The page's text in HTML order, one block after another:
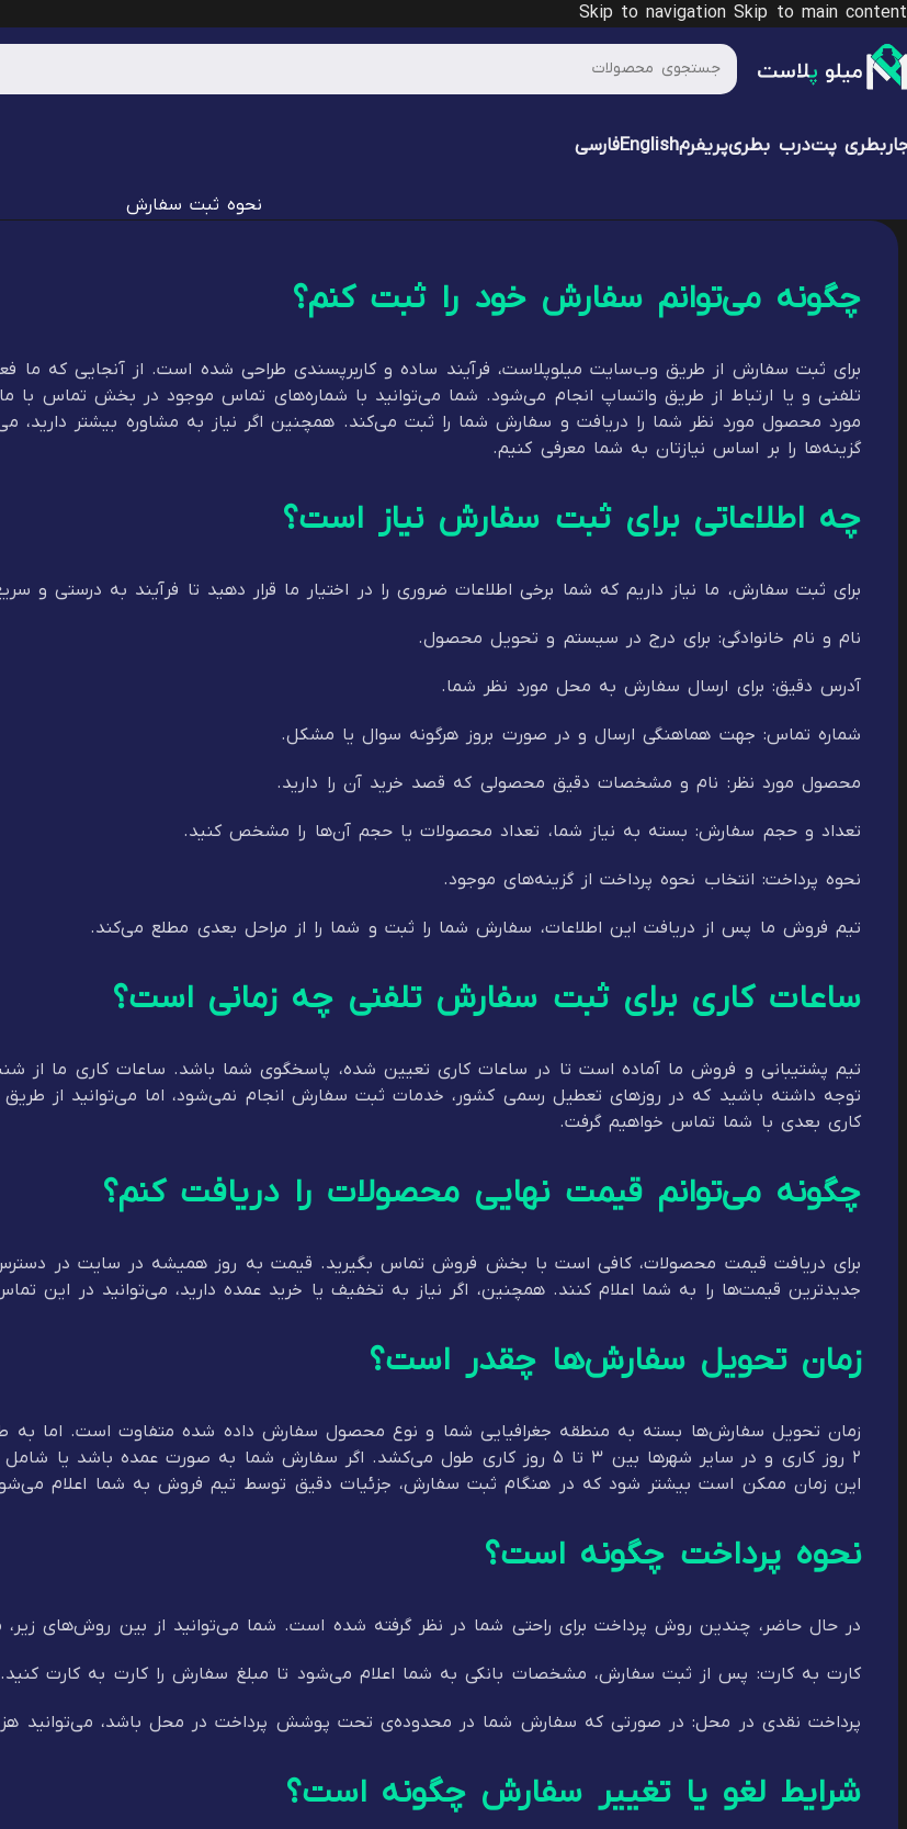
Skip to navigationSkip to main content
بطری پتدرب بطریپریفرمEnglishفارسی
نحوه ثبت سفارش
چگونه می‌توانم سفارش خود را ثبت کنم؟
برای ثبت سفارش از طریق وب‌سایت میلوپلاست، فرآیند ساده و کاربرپسندی طراحی شده است. از آنجایی که ما
تلفنی و یا ارتباط از طریق واتساپ انجام می‌شود. شما می‌توانید با شماره‌های تماس موجود در بخش تماس با ما
مورد محصول مورد نظر شما را دریافت و سفارش شما را ثبت می‌کند. همچنین اگر نیاز به مشاوره بیشتر دارید،
گزینه‌ها را بر اساس نیازتان به شما معرفی کنیم.
چه اطلاعاتی برای ثبت سفارش نیاز است؟
برای ثبت سفارش، ما نیاز داریم که شما برخی اطلاعات ضروری را در اختیار ما قرار دهید تا فرآیند به درستی و
نام و نام خانوادگی: برای درج در سیستم و تحویل محصول.
آدرس دقیق: برای ارسال سفارش به محل مورد نظر شما.
شماره تماس: جهت هماهنگی ارسال و در صورت بروز هرگونه سوال یا مشکل.
محصول مورد نظر: نام و مشخصات دقیق محصولی که قصد خرید آن را دارید.
تعداد و حجم سفارش: بسته به نیاز شما، تعداد محصولات یا حجم آن‌ها را مشخص کنید.
نحوه پرداخت: انتخاب نحوه پرداخت از گزینه‌های موجود.
تیم فروش ما پس از دریافت این اطلاعات، سفارش شما را ثبت و شما را از مراحل بعدی مطلع می‌کند.
ساعات کاری برای ثبت سفارش تلفنی چه زمانی است؟
توجه داشته باشید که در روزهای تعطیل رسمی کشور، خدمات ثبت سفارش انجام نمی‌شود، اما می‌توانید از طریق
کاری بعدی با شما تماس خواهیم گرفت.
چگونه می‌توانم قیمت نهایی محصولات را دریافت کنم؟
برای دریافت قیمت محصولات، کافی است با بخش فروش تماس بگیرید. قیمت به روز همیشه در سایت در
جدیدترین قیمت‌ها را به شما اعلام کنند. همچنین، اگر نیاز به تخفیف یا خرید عمده دارید، می‌توانید در این
زمان تحویل سفارش‌ها چقدر است؟
۲ روز کاری و در سایر شهرها بین ۳ تا ۵ روز کاری طول می‌کشد. اگر سفارش شما به صورت
این زمان ممکن است بیشتر شود که در هنگام ثبت سفارش، جزئیات دقیق توسط تیم فروش به شما اعلام
نحوه پرداخت چگونه است؟
در حال حاضر، چندین روش پرداخت برای راحتی شما در نظر گرفته شده است. شما می‌توانید از بین روش‌های زیر،
کارت به کارت: پس از ثبت سفارش، مشخصات بانکی به شما اعلام می‌شود تا مبلغ سفارش را کارت به کارت کنید.
پرداخت نقدی در محل: در صورتی که سفارش شما در محدوده‌ی تحت پوشش پرداخت در محل باشد، می‌توانید
شرایط لغو یا تغییر سفارش چگونه است؟